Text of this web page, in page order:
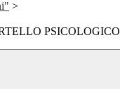
>
PSICOLOGICO